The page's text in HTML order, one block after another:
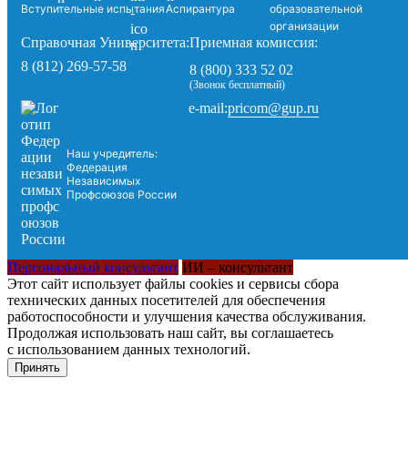
Вступительные испытанияАспирантура
образовательной
организации
Справочная Университета:
8 (812) 269-57-58
Приемная комиссия:
8 (800) 333 52 02
(Звонок бесплатный)
Наш учредитель:
Федерация
Независимых
Профсоюзов России
e-mail:pricom@gup.ru
Персональный консультант ИИ – консультант
Этот сайт использует файлы cookies и сервисы сбора
технических данных посетителей для обеспечения
работоспособности и улучшения качества обслуживания.
Продолжая использовать наш сайт, вы соглашаетесь
с использованием данных технологий.
Принять